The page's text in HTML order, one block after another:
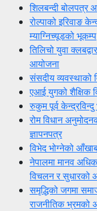
शिलबन्दी बोलपत्र
रोल्पाको इरिवाङ
म्याग्निच्यूडको भूकम्प
तिलिचो युवा
आयोजना
संसदीय व्यवस्थाको
एआई युगको शैक्षिक
रुकुम पूर्व
रोम विधान
ज्ञापनपत्र
विभेद भोग्नेको
नेपालमा मानव
विचलन र सुधारको
समृद्धिको जगमा
राजनीतिक भ्रमको